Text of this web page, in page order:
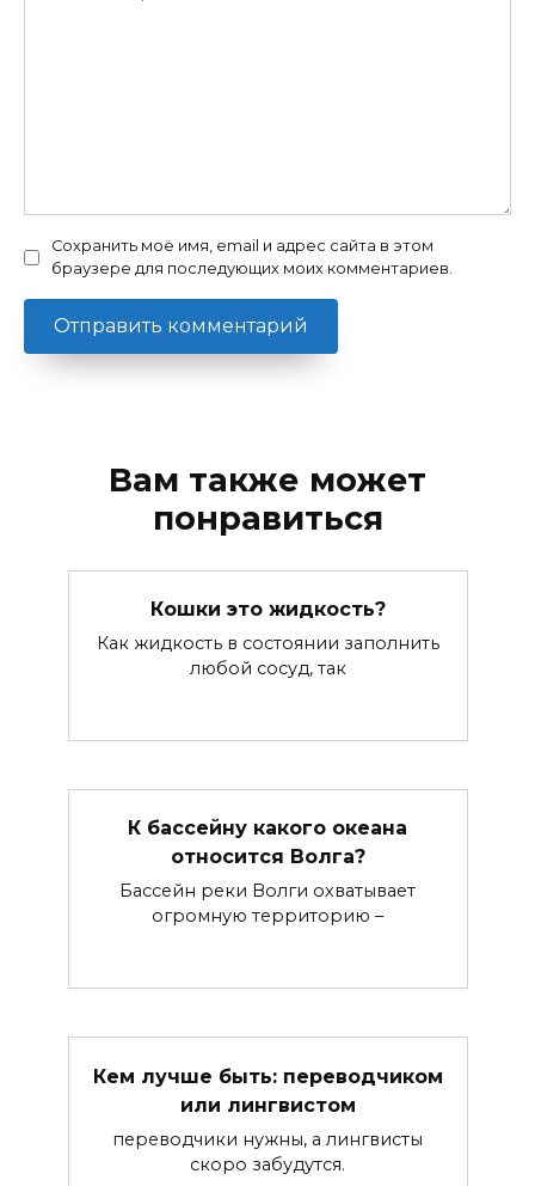
Сохранить моё имя, email и адрес сайта в этом
браузере для последующих моих комментариев.
Вам также может
понравиться
Кошки это жидкость?
Как жидкость в состоянии заполнить
любой сосуд, так
К бассейну какого океана
относится Волга?
Бассейн реки Волги охватывает
огромную территорию –
Кем лучше быть: переводчиком
или лингвистом
переводчики нужны, а лингвисты
скоро забудутся.